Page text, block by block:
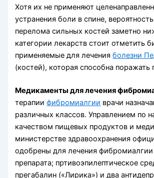
Хотя их не применяют
устранения боли в спине,
перелома сильных костей заметно
категории лекарств стоит отметить
применяемые для леченияболезни
(костей), которая способна поражать
Медикаменты для лечения
терапиифибромиалгии врачи
различных классов. Управлением по
качеством пищевых продуктов и
министерстве здравоохранения
одобрены для лечения
препарата; пртивоэпилептическое
прегабалин («Лирика») и два